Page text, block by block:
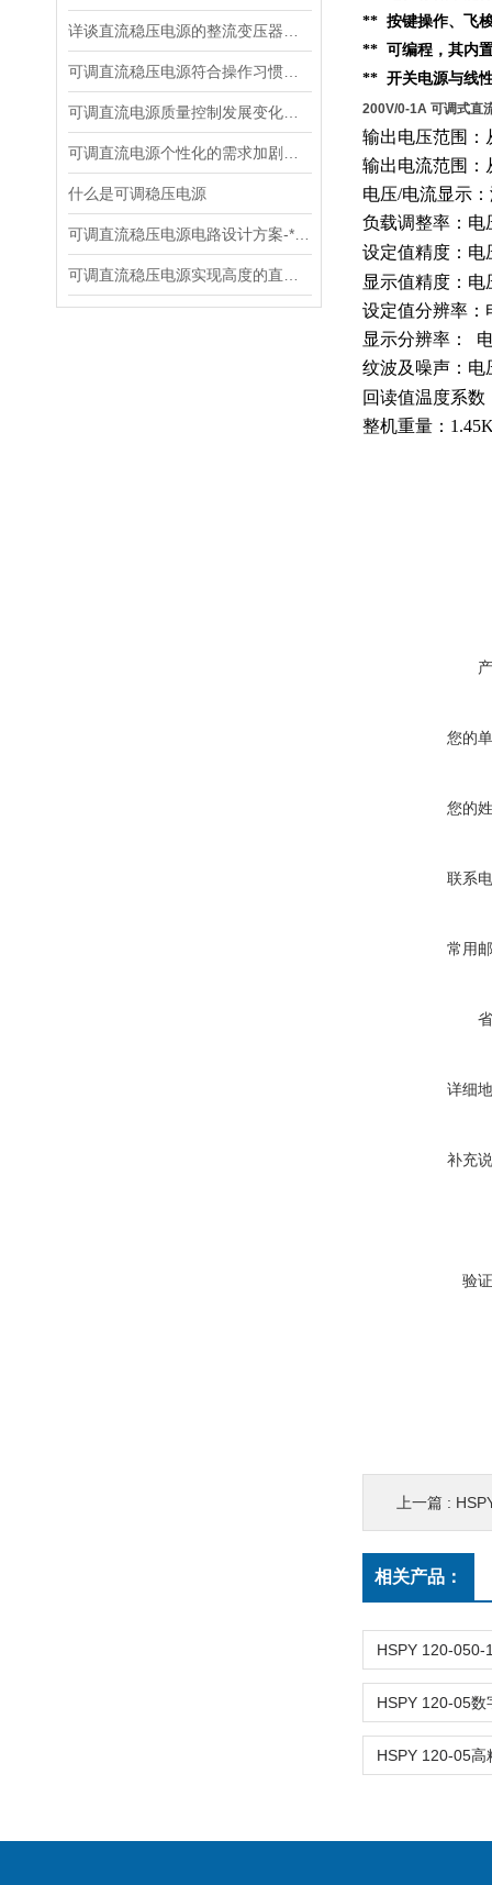
什么是可调稳压电源
** 按键操作、飞
** 可编程，其内
** 开关电源与线
200V/0-1A 可调式直
输出电压范围：
输出电流范围：
电压/电流显示
负载调整率：电
设定值精度：电
显示值精度：电
设定值分辨率：
显示分辨率：
纹波及噪声：电
回读值温度系数
整机重量：
您的
您的
联系
常用
详细
补充
验
上一篇 : HSPY
相关产品：